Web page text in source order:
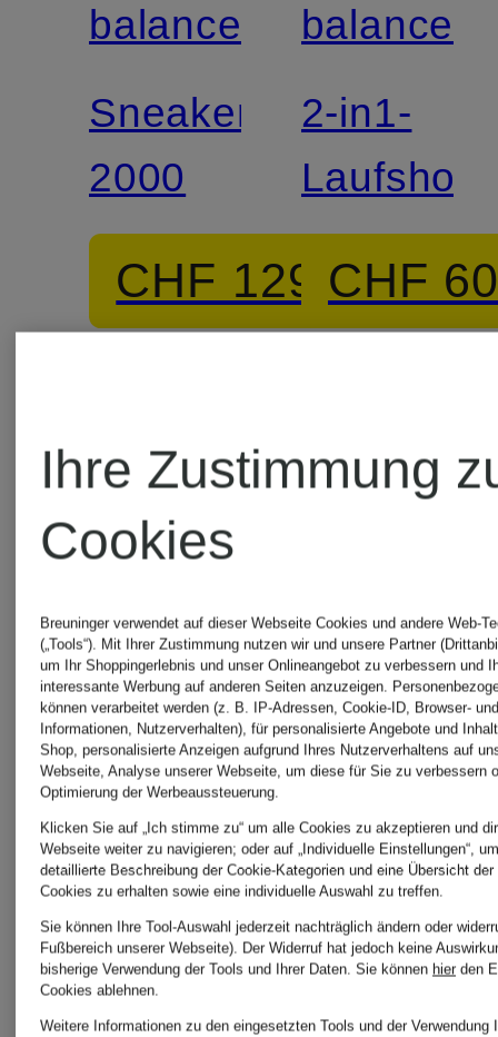
balance
Sneaker
2000
CHF 129
balance
2-in1-
CHF
new
balance
new
balance
Ihre Zustimmung
Cookies
Breuninger verwendet auf dieser Webseite Cookies und andere Web-
(„Tools“). Mit Ihrer Zustimmung nutzen wir und unsere Partner
um Ihr Shoppingerlebnis und unser Onlineangebot zu verbessern und
interessante Werbung auf anderen Seiten anzuzeigen.
können verarbeitet werden (z. B. IP-Adressen, Cookie-ID, Browser-
Informationen, Nutzerverhalten), für personalisierte Angebote und
Shop, personalisierte Anzeigen aufgrund Ihres Nutzerverhaltens auf
Webseite, Analyse unserer Webseite, um diese für Sie zu verbessern
Optimierung der Werbeaussteuerung.
Klicken Sie auf „Ich stimme zu“ um alle Cookies zu akzeptieren und
Webseite weiter zu navigieren; oder auf „Individuelle Einstellungen“,
detaillierte Beschreibung der Cookie-Kategorien und eine Übersicht
Cookies zu erhalten sowie eine individuelle Auswahl zu treffen.
Sie können Ihre Tool-Auswahl jederzeit nachträglich ändern oder
Fußbereich unserer Webseite). Der Widerruf hat jedoch keine
bisherige Verwendung der Tools und Ihrer Daten. Sie können hier den
Cookies ablehnen.
Weitere Informationen zu den eingesetzten Tools und der Verwendung